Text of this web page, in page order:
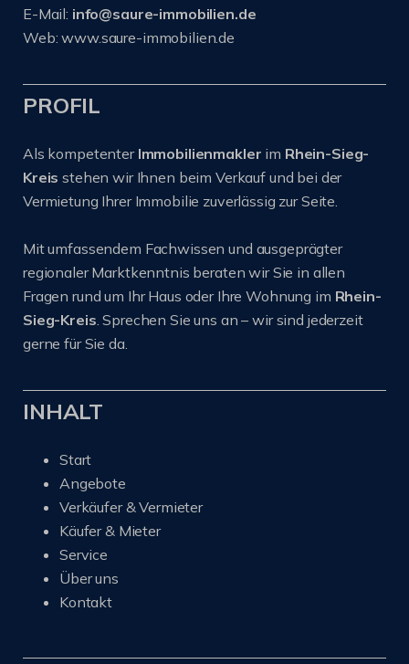
E-Mail: info@saure-immobilien.de
Web: www.saure-immobilien.de
PROFIL
Als kompetenter Immobilienmakler im Rhein-Sieg-
Kreisstehen wir Ihnen beim Verkauf und bei der
Vermietung Ihrer Immobilie zuverlässig zur Seite.
Mit umfassendem Fachwissen und ausgeprägter
regionaler Marktkenntnis beraten wir Sie in allen
Fragen rund um Ihr Haus oder Ihre Wohnung im Rhein-
Sieg-Kreis. Sprechen Sie uns an – wir sind jederzeit
gerne für Sie da.
INHALT
Start
Angebote
Verkäufer & Vermieter
Käufer & Mieter
Service
Über uns
Kontakt